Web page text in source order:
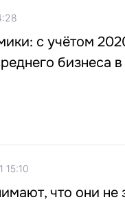
с учётом
бизнеса
15:10
что они не